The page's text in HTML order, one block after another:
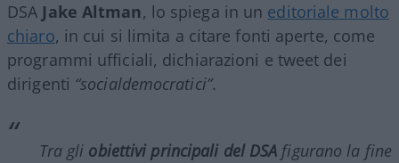
DSA Jake Altman, lo spiega in un editoriale molto
chiaro, in cui si limita a citare fonti aperte, come
programmi ufficiali, dichiarazioni e tweet dei
dirigenti “socialdemocratici”.
Tra gli obiettivi principali del DSA figurano la fine